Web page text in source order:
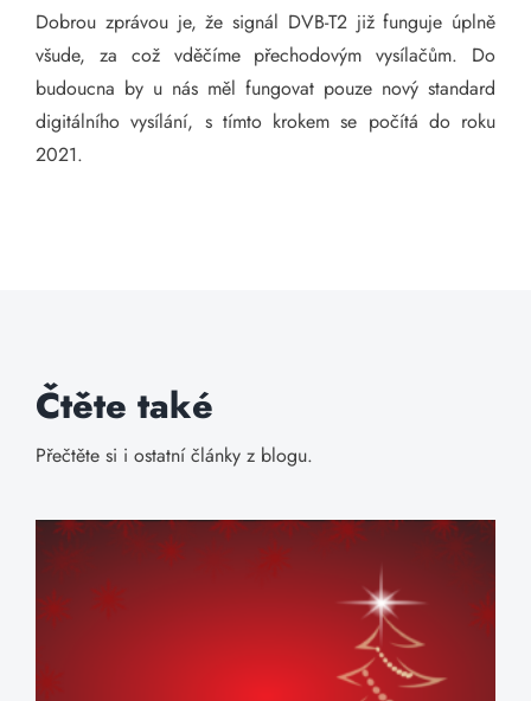
Dobrou zprávou je, že signál DVB-T2 již funguje úplně
všude, za což vděčíme přechodovým vysílačům. Do
budoucna by u nás měl fungovat pouze nový standard
digitálního vysílání, s tímto krokem se počítá do roku
2021.
Čtěte také
Přečtěte si i ostatní články z blogu.